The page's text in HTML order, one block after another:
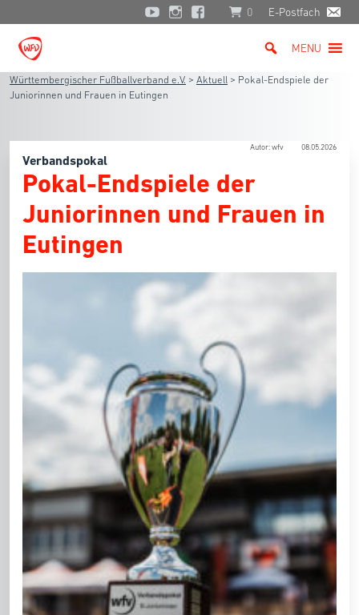
0 E-Postfach
MENU
Württembergischer Fußballverband e.V. > Aktuell > Pokal-Endspiele der
Juniorinnen und Frauen in Eutingen
Autor: wfv 08.05.2026
Verbandspokal
Pokal-Endspiele der
Juniorinnen und Frauen in
Eutingen